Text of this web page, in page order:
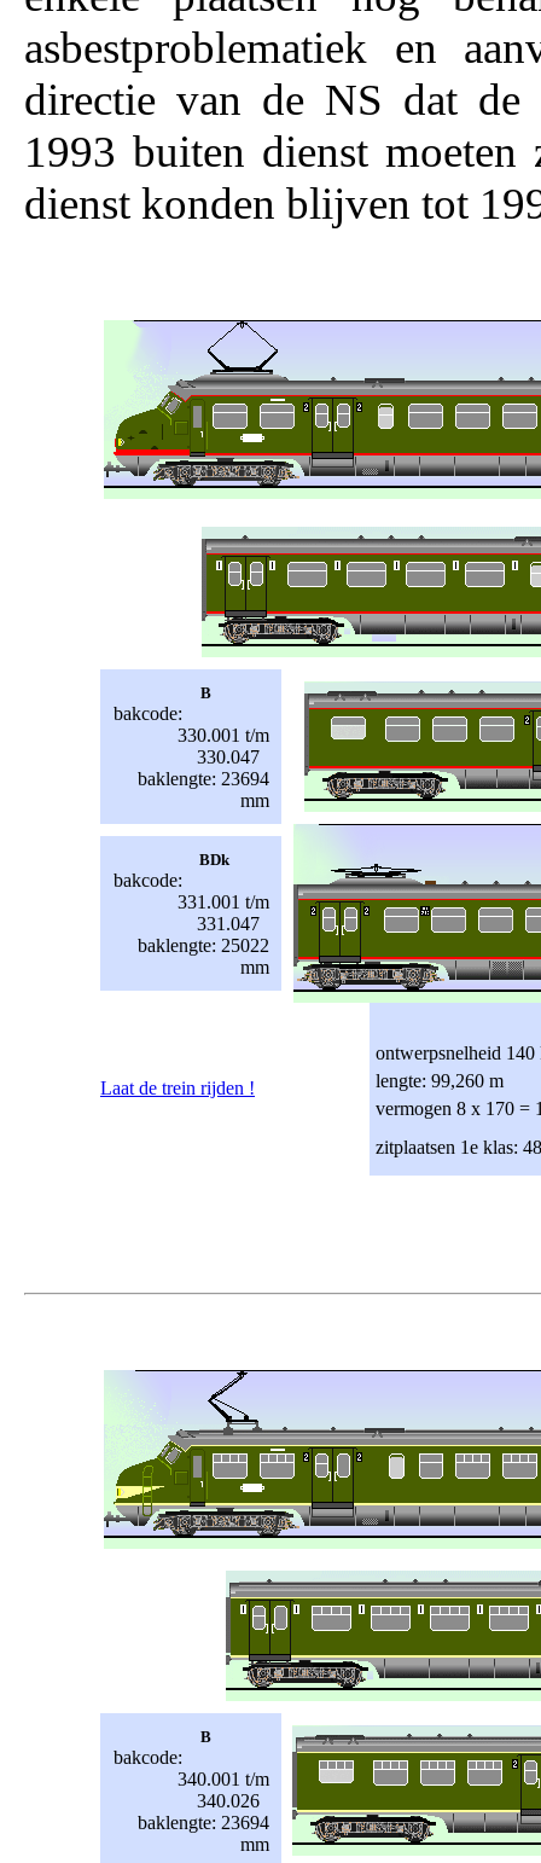
asbestproblematiek en
directie van de NS dat
1993 buiten dienst
dienst konden blijven tot
B
bakcode:
330.001 t/m
330.047
baklengte: 23694
mm
BDk
bakcode:
331.001 t/m
331.047
baklengte: 25022
mm
Laat de trein rijden !
ontwerpsnelheid 140
lengte: 99,260 m
vermogen 8 x 170 =
zitplaatsen 1e klas:
B
bakcode:
340.001 t/m
340.026
baklengte: 23694
mm